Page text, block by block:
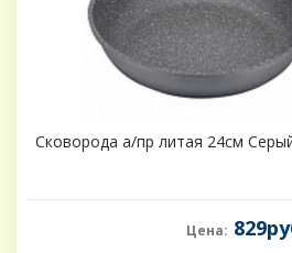
Сковорода а/пр литая 24см
Цена: